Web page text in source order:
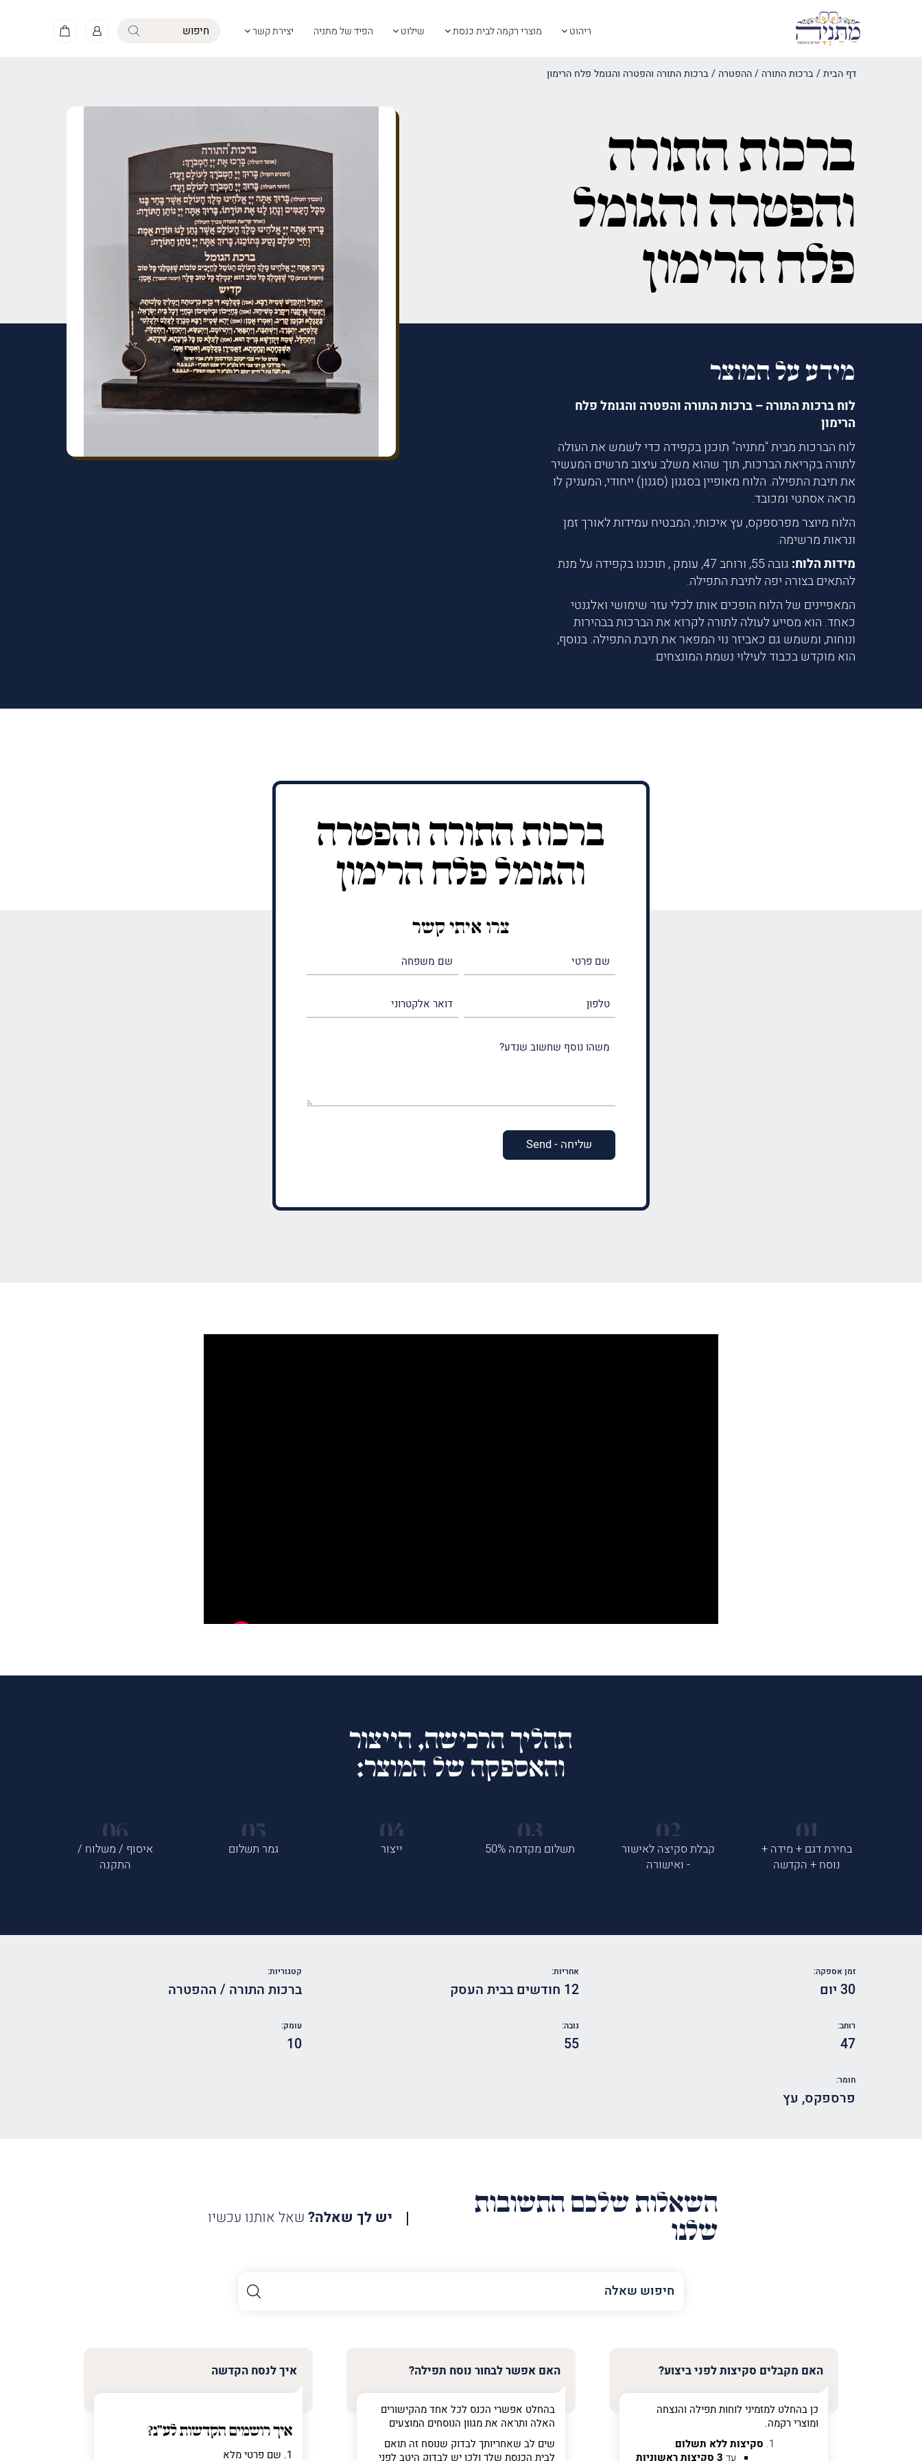
ריהוט מוצרי רקמה לבית כנסת שילוט הפיד של מתניה יצירת קשר
דף הבית/ברכות התורה / ההפטרה /ברכות התורה והפטרה והגומל פלח הרימון
ברכות התורה
והפטרה והגומל
פלח הרימון
מידע על המוצר
לוח ברכות התורה – ברכות התורה והפטרה והגומל פלח
הרימון
לוח הברכות מבית "מתניה" תוכנן בקפידה כדי לשמש את העולה
לתורה בקריאת הברכות, תוך שהוא משלב עיצוב מרשים המעשיר
את תיבת התפילה. הלוח מאופיין בסגנון (סגנון) ייחודי, המעניק לו
מראה אסתטי ומכובד.
הלוח מיוצר מפרספקס, עץ איכותי, המבטיח עמידות לאורך זמן
ונראות מרשימה.
מידות הלוח:
גובה 55, ורוחב 47, עומק , תוכננו בקפידה על מנת
להתאים בצורה יפה לתיבת התפילה.
המאפיינים של הלוח הופכים אותו לכלי עזר שימושי ואלגנטי
כאחד. הוא מסייע לעולה לתורה לקרוא את הברכות בבהירות
ונוחות, ומשמש גם כאביזר נוי המפאר את תיבת התפילה. בנוסף,
הוא מוקדש בכבוד לעילוי נשמת המונצחים.
ברכות התורה והפטרה
והגומל פלח הרימון
צרו איתי קשר
תהליך הרכישה, הייצור
והאספקה של המוצר:
בחירת דגם + מידה +
נוסח + הקדשה
קבלת סקיצה לאישור
- ואישורה
תשלום מקדמה 50% ייצור גמר תשלום
איסוף / משלוח /
התקנה
זמן אספקה:
30 יום
אחריות:
12 חודשים בבית העסק
קטגוריות:
ברכות התורה / ההפטרה
רוחב:
47
גובה:
55
עומק:
10
חומר:
פרספקס, עץ
השאלות שלכם התשובות
שלנו
יש לך שאלה? שאל אותנו עכשיו
פרט
מה
מדובר
האם מקבלים סקיצות לפני ביצוע?
כן בהחלט למזמיני לוחות תפילה והנצחה
ומוצרי רקמה.
סקיצות ללא תשלום:
עד 3 סקיצות ראשוניות
האם אפשר לבחור נוסח תפילה?
בהחלט אפשרי הכנס לכל אחד מהקישורים
האלה ותראה את מגוון הנוסחים המוצעים
שים לב שאחריותך לבדוק שנוסח זה תואם
לבית הכנסת שלך ולכן יש לבדוק היטב לפני
איך לנסח הקדשה
איך רושמים הקדשות לע"נ?
1. שם פרטי מלא